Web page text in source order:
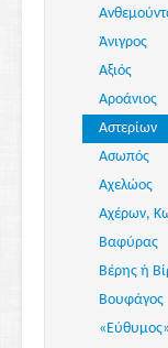
Άνιγρος
Αξιός
Αροάνιος
Αστερίων
Ασωπός
Αχελώος
Αχέρων,
Βαφύρας
Βέρης ή
Βουφάγος
«Εύθυμος»